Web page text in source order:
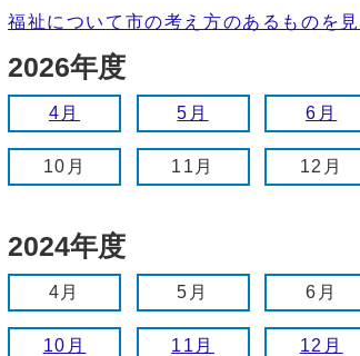
福祉について市の考え方のあるものを見
2026年度
4月 5月 6月
10月 11月 12月
2024年度
4月 5月 6月
10月 11月 12月